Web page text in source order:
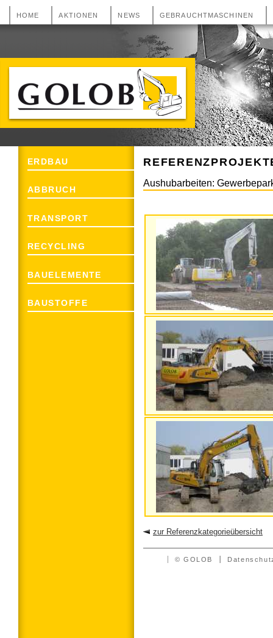
HOME AKTIONEN NEWS GEBRAUCHTMASCHINEN
GOLOB Erdbau, Abbruch, Transport und
Recycling aus 2493 Lichtenwörth
ERDBAU
ABBRUCH
TRANSPORT
RECYCLING
BAUELEMENTE
BAUSTOFFE
Aushubarbeiten:
zur Referenzkategorieübersicht
© GOLOB